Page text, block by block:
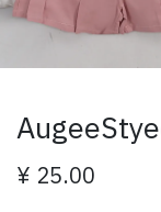
¥ 25.00